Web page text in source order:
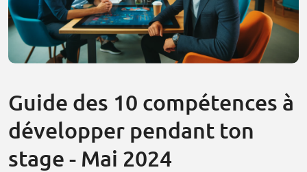
Guide des 10 compétences à
développer pendant ton
stage - Mai 2024